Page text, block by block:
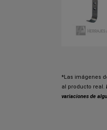
*Las imágenes
al producto real.
variaciones de